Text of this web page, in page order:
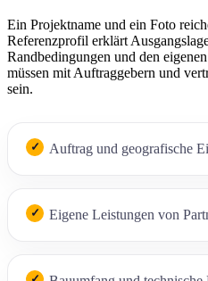
Ein Projektname und ein Foto
Referenzprofil erklärt
Randbedingungen und den
müssen mit Auftraggebern und
sein.
Auftrag und geografische
Eigene Leistungen von